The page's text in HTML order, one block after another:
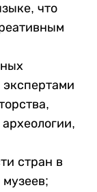
что
стран в